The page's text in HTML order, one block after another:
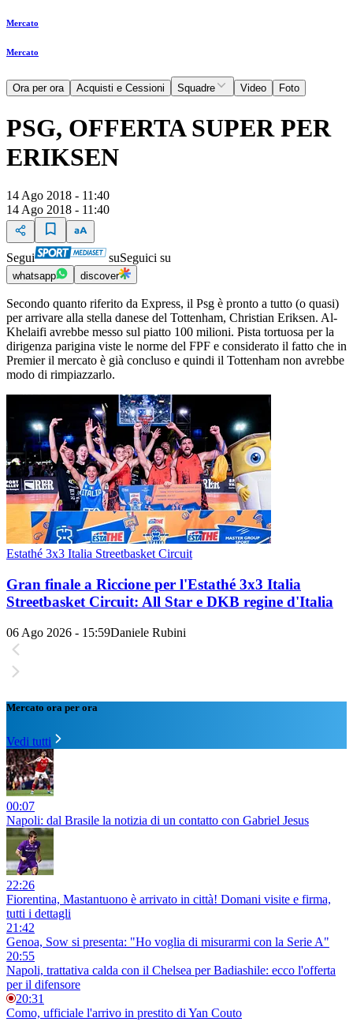
Mercato
Mercato
Ora per ora Acquisti e Cessioni Squadre Video Foto
PSG, OFFERTA SUPER PER
ERIKSEN
14 Ago 2018 - 11:40
14 Ago 2018 - 11:40
Segui suSeguici su
whatsapp discover
Secondo quanto riferito da Express, il Psg è pronto a tutto (o quasi)
per arrivare alla stella danese del Tottenham, Christian Eriksen. Al-
Khelaifi avrebbe messo sul piatto 100 milioni. Pista tortuosa per la
dirigenza parigina viste le norme del FPF e considerato il fatto che in
Premier il mercato è già concluso e quindi il Tottenham non avrebbe
modo di rimpiazzarlo.
Estathé 3x3 Italia Streetbasket Circuit
Gran finale a Riccione per l'Estathé 3x3 Italia
Streetbasket Circuit: All Star e DKB regine d'Italia
06 Ago 2026 - 15:59Daniele Rubini
Mercato ora per ora
Vedi tutti
00:07
Napoli: dal Brasile la notizia di un contatto con Gabriel Jesus
22:26
Fiorentina, Mastantuono è arrivato in città! Domani visite e firma,
tutti i dettagli
21:42
Genoa, Sow si presenta: "Ho voglia di misurarmi con la Serie A"
20:55
Napoli, trattativa calda con il Chelsea per Badiashile: ecco l'offerta
per il difensore
20:31
Como, ufficiale l'arrivo in prestito di Yan Couto